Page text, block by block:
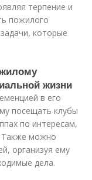
терпение и
пожилого
которые
жизни
в его
посещать клубы
по интересам,
Также можно
организуя ему
дела.